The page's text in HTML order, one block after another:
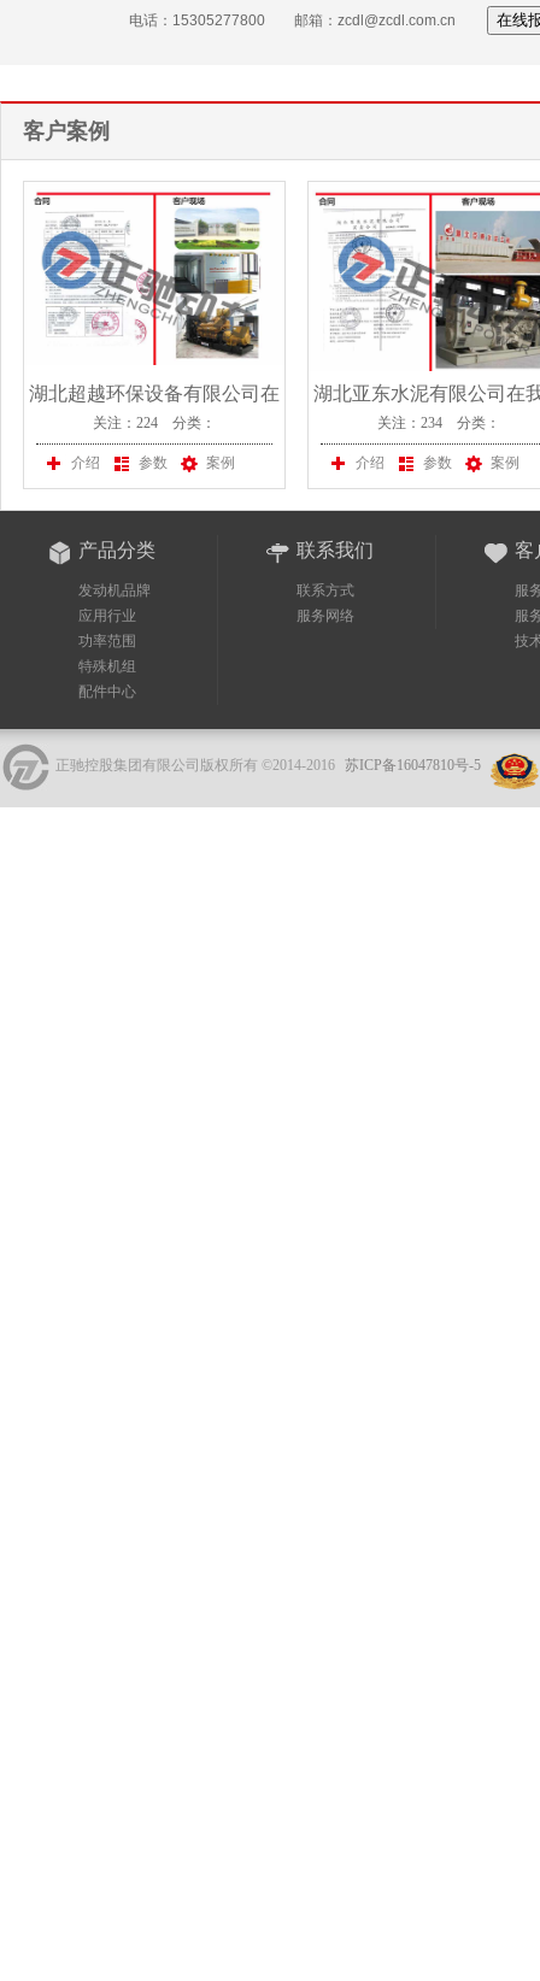
电话：15305277800 邮箱：zcdl@zcdl.com.cn 在线
客户案例
湖北超越环保设备有限公司在
我公司采购一台斯太尔发电机
组
关注：224 分类：
介绍 参数 案例
湖北亚东水泥有限公司在
司采购一台斯太尔发电机
关注：234 分类：
介绍 参数 案例
产品分类
发动机品牌
应用行业
功率范围
特殊机组
配件中心
联系我们
联系方式
服务网络
客
服
服
技
正驰控股集团有限公司版权所有 ©2014-2016 苏ICP备16047810号-5